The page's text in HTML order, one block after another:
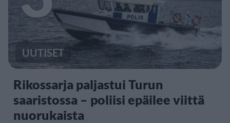
UUTISET
Rikossarja paljastui Turun
saaristossa – poliisi epäilee viittä
nuorukaista